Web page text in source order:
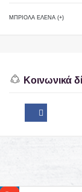
ΜΠΡΙΟΛΑ ΕΛΕΝΑ (+)
Κοινωνικά